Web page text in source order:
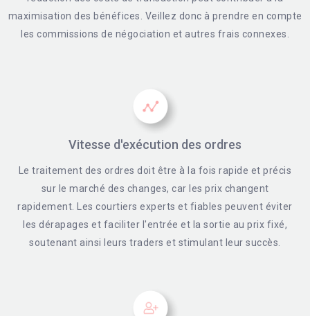
maximisation des bénéfices. Veillez donc à prendre en compte
les commissions de négociation et autres frais connexes.
Vitesse d'exécution des ordres
Le traitement des ordres doit être à la fois rapide et précis
sur le marché des changes, car les prix changent
rapidement. Les courtiers experts et fiables peuvent éviter
les dérapages et faciliter l'entrée et la sortie au prix fixé,
soutenant ainsi leurs traders et stimulant leur succès.